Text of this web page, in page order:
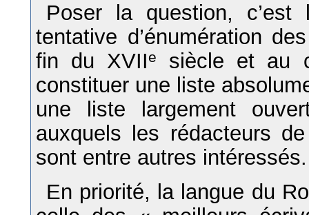
Poser la question,
tentative d’énumération
fin du XVIIe
siècle et au
constituer une liste
une liste largement
auxquels les rédacteurs
sont entre autres intéressés.
En priorité, la langue du